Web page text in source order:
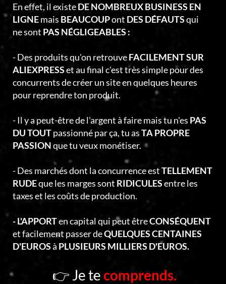
En effet, il existeDE NOMBREUX BUSINESS EN
LIGNEmais BEAUCOUPont DES DÉFAUTSqui
ne sont PAS NÉGLIGEABLES :
- Des produits qu'on retrouveFACILEMENT SUR
ALIEXPRESSet au final c'est très simple pour des
concurrents de créer un site en quelques heures
pour reprendre ton produit.
- Il y a peut-être de l'argent à faire mais tu n'es PAS
DU TOUTpassionné par ça, tu asTA PROPRE
PASSIONque tu veux monétiser.
- Des marchés dont la concurrence estTELLEMENT
RUDEque les marges sont RIDICULESentre les
taxes et les coûts de production.
- L'APPORTen capital qui peut êtreCONSÉQUENT
et facilement passer deQUELQUES CENTAINES
D'EUROSà PLUSIEURS MILLIERS D'EUROS.
👉 Je tecomprends.